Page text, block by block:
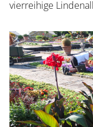
vierreihige